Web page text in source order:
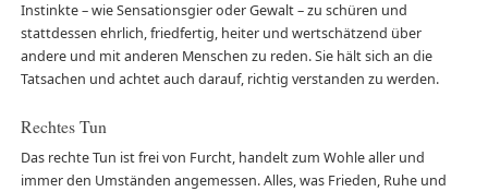
Instinkte – wie Sensationsgier oder Gewalt – zu schüren und
stattdessen ehrlich, friedfertig, heiter und wertschätzend über
andere und mit anderen Menschen zu reden. Sie hält sich an die
Tatsachen und achtet auch darauf, richtig verstanden zu werden.
Rechtes Tun
Das rechte Tun ist frei von Furcht, handelt zum Wohle aller und
immer den Umständen angemessen. Alles, was Frieden, Ruhe und